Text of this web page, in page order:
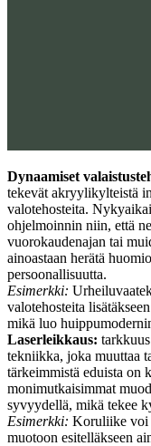
Dynaamiset
tekevät akryylikylteistä
valotehosteita.
ohjelmoinnin niin, että
vuorokaudenajan tai
ainoastaan herätä
persoonallisuutta.
Esimerkki:
valotehosteita
mikä luo
Laserleikkaus:
tekniikka, joka muuttaa
tärkeimmistä eduista on
monimutkaisimmat
syvyydellä, mikä tekee
Esimerkki: Koruliike voi
muotoon esitelläkseen